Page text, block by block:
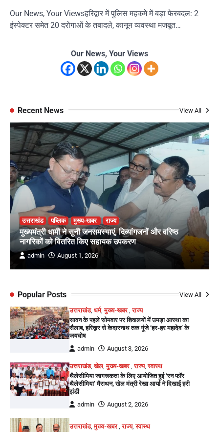
Our News, Your Viewsहरिद्वार में पुलिस महकमे में बड़ा फेरबदल: 2
इंस्पेक्टर समेत 20 दरोगाओं के तबादले, कानून व्यवस्था मजबूत…
Our News, Your Views
Recent News View All
उत्तराखंड पब्लिक मुख्य-खबर राज्य
मुख्यमंत्री धामी ने सुनी जनसमस्याएं, दिव्यांगजनों और वरिष्ठ
नागरिकों को वितरित किए सहायक उपकरण
admin August 1, 2026
Popular Posts View All
उत्तराखंड,धर्म,मुख्य-खबर ,राज्य
सावन के पहले सोमवार पर शिवालयों में उमड़ा आस्था का
सैलाब, हरिद्वार से केदारनाथ तक गूंजे ‘हर-हर महादेव’ के
जयघोष
admin
August 3, 2026
उत्तराखंड,खेल,मुख्य-खबर ,राज्य,स्वास्थ
थैलेसीमिया जागरूकता के लिए आयोजित हुई ‘रन फॉर
थैलेसीमिया’ मैराथन, खेल मंत्री रेखा आर्या ने दिखाई हरी
झंडी
admin
August 2, 2026
उत्तराखंड,मुख्य-खबर,राज्य,स्वास्थ